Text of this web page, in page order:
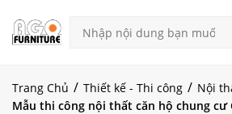
Trang Chủ Thiết kế - Thi công
Nội
Mẫu thi công nội thất căn hộ chung cư